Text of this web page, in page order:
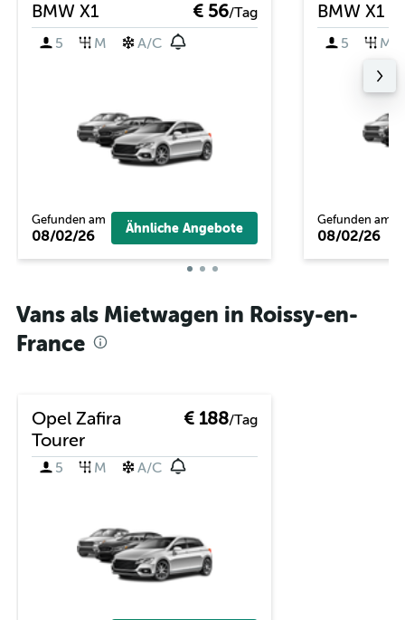
BMW X1 € 56/Tag
5
M A/C
Gefunden am
08/02/26 Ähnliche Angebote
BMW X1
5 M
Gefunden am
08/02/26
Vans als Mietwagen in Roissy-en-
France
Opel Zafira
Tourer
€ 188/Tag
5 M A/C